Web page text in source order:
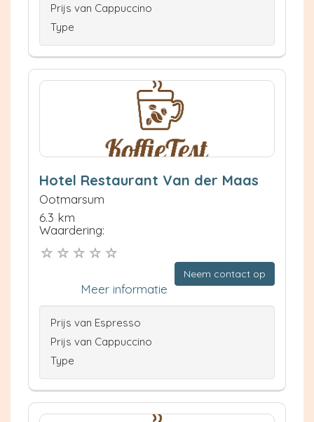
Prijs van Cappuccino
Type
Hotel Restaurant Van der Maas
Ootmarsum
6.3 km
Waardering:
Neem contact op
Meer informatie
Prijs van Espresso
Prijs van Cappuccino
Type